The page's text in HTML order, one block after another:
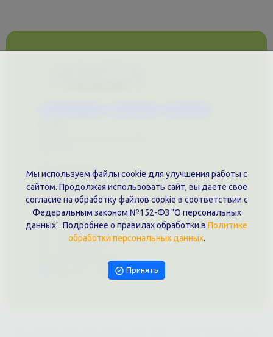
Документы
Политика обработки персональных данных
Публичная оферта
Контакты филиала
г. Краснодар, ул. Шоссе Нефтяников, 28, оф. 51
+7 (861)202-09-02
9457070@krd-print.ru
Написать в Telegram
Мы используем файлы cookie для улучшения работы с
сайтом. Продолжая использовать сайт, вы даете свое
согласие на обработку файлов cookie в соответствии с
Федеральным законом №152-ФЗ "О персональных
данных". Подробнее о правилах обработки в Политике
обработки персональных данных.
Принять